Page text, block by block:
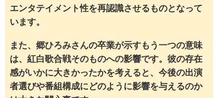
エンタテイメント性を再認識させるものとなって
います。
また、郷ひろみさんの卒業が示すもう一つの意味
は、紅白歌合戦そのものへの影響です。彼の存在
感がいかに大きかったかを考えると、今後の出演
者選びや番組構成にどのように影響を与えるのか